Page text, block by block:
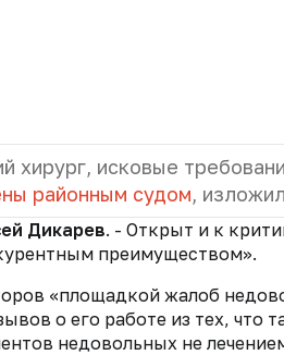
хирург, исковые
районным судом,
Дикарев. - Открыт и к
преимуществом».
«площадкой жалоб
о его работе из тех, что
недовольных не